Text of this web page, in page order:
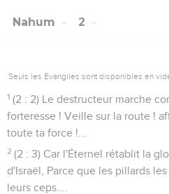
Nahum 2
Seuls les Évangiles sont disponibles en
1 (2 : 2) Le destructeur marche
forteresse ! Veille sur la route !
toute ta force !...
2 (2 : 3) Car l'Éternel rétablit la
d'Israël, Parce que les pillards
leurs ceps....